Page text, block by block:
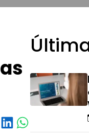
Share on LinkedIn Share on WhatsApp